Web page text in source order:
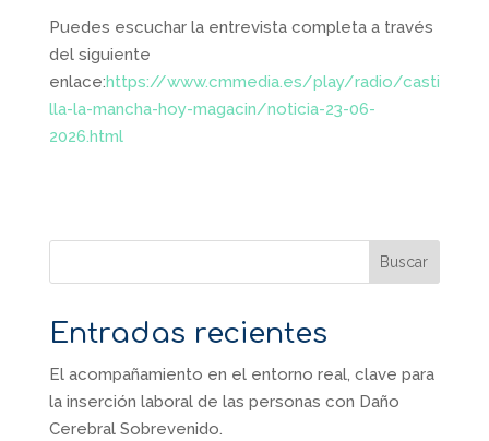
Puedes escuchar la entrevista completa a través
del siguiente
enlace:https://www.cmmedia.es/play/radio/casti
lla-la-mancha-hoy-magacin/noticia-23-06-
2026.html
Buscar
Entradas recientes
El acompañamiento en el entorno real, clave para
la inserción laboral de las personas con Daño
Cerebral Sobrevenido.